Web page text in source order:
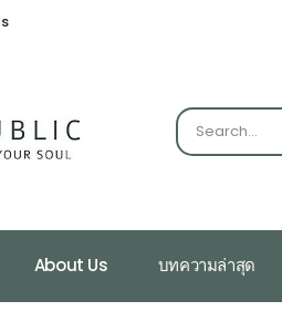
About Us บทความล่าสุด